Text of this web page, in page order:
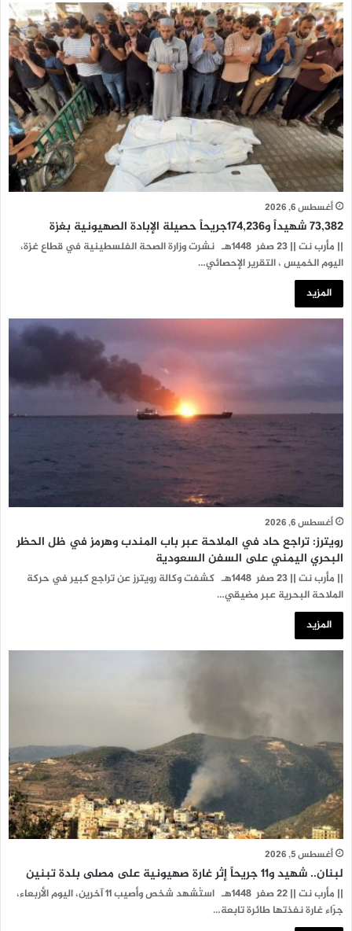
أغسطس 6, 2026
73,382 شهيداً و174,236جريحاً حصيلة الإبادة الصهيونية بغزة
|| مأرب نت || 23 صفر 1448هـ نشرت وزارة الصحة الفلسطينية في قطاع غزة،
اليوم الخميس ، التقرير الإحصائي…
المزيد
أغسطس 6, 2026
رويترز: تراجع حاد في الملاحة عبر باب المندب وهرمز في ظل الحظر
البحري اليمني على السفن السعودية
|| مأرب نت || 23 صفر 1448هـ كشفت وكالة رويترز عن تراجع كبير في حركة
الملاحة البحرية عبر مضيقي…
المزيد
أغسطس 5, 2026
لبنان.. شهيد و11 جريحاً إثر غارة صهيونية على مصلى بلدة تبنين
|| مأرب نت || 22 صفر 1448هـ استُشهد شخص وأصيب 11 آخرين، اليوم الأربعاء،
جرّاء غارة نفذتها طائرة تابعة…